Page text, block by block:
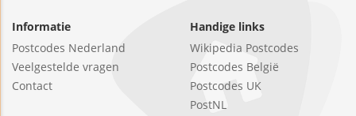
Informatie
Postcodes Nederland
Veelgestelde vragen
Contact
Handige links
Wikipedia Postcodes
Postcodes België
Postcodes UK
PostNL